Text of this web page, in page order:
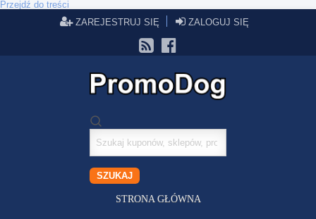
Przejdź do treści
ZAREJESTRUJ SIĘ
ZALOGUJ SIĘ
Szukaj
kuponów
SZUKAJ
STRONA GŁÓWNA